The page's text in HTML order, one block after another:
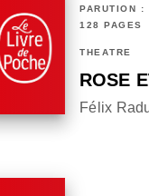
PARUTION
128 PAGES
THÉÂTRE
ROSE
Félix